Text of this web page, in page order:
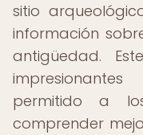
sitio
información
antigüedad.
permitido a
comprender